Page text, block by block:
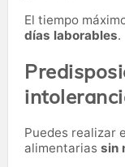
El tiempo
días laborables.
Puedes realizar
alimentarias sin